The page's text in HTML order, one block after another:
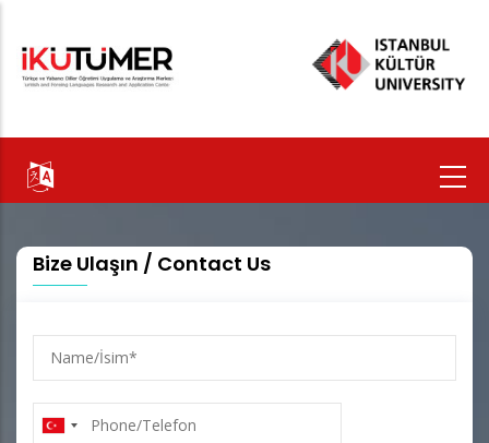
içeriğe
atla
Bize Ulaşın / Contact Us
Name/
İsim
Phone/Telefon